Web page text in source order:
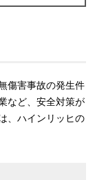
傷害事故の発生件
など、安全対策が
、ハインリッヒの